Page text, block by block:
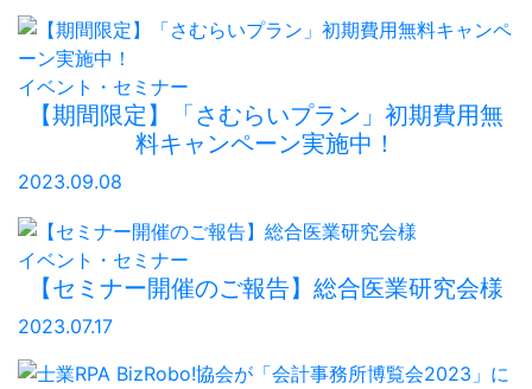
イベント・セミナー
【期間限定】「さむらいプラン」初期費用無
料キャンペーン実施中！
2023.09.08
イベント・セミナー
【セミナー開催のご報告】総合医業研究会様
2023.07.17